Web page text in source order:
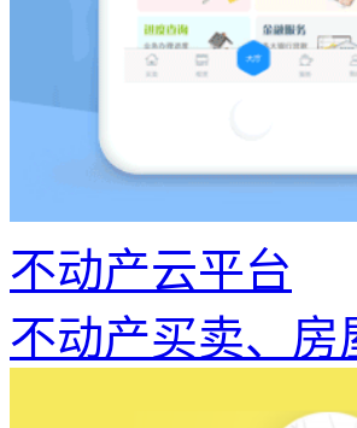
不动产云平台
不动产买卖、